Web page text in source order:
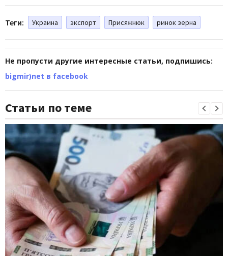
Теги: Украина экспорт Присяжнюк ринок зерна
Не пропусти другие интересные статьи, подпишись:
bigmir)net в facebook
Статьи по теме